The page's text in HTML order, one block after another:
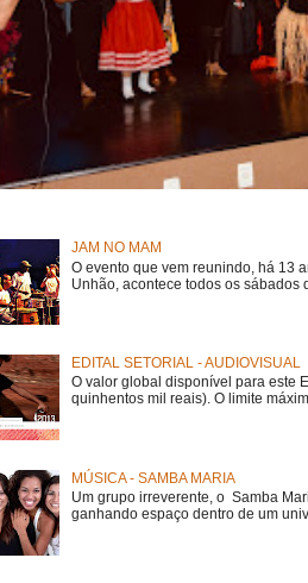
JAM NO MAM
O evento que vem reunindo, há 13
Unhão, acontece todos os sábados
EDITAL SETORIAL - AUDIOVISUAL
O valor global disponível para este
quinhentos mil reais). O limite
MÚSICA - SAMBA MARIA
Um grupo irreverente, o Samba
ganhando espaço dentro de um